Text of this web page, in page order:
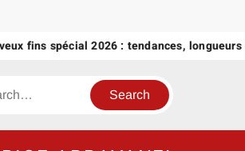
spécial 2026 : tendances, longueurs et